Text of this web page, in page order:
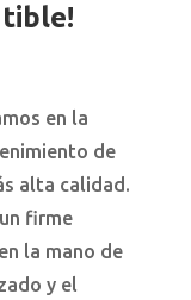
en la
de
alta calidad.
firme
la mano de
y el